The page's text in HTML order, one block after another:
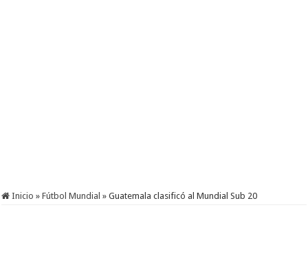
Inicio » Fútbol Mundial » Guatemala clasificó al Mundial Sub 20